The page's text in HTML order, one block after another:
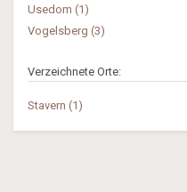
Usedom (1)
Vogelsberg (3)
Verzeichnete Orte:
Stavern (1)